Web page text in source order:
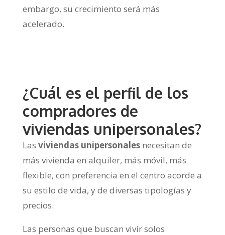
embargo, su crecimiento será más
acelerado.
¿Cuál es el perfil de los
compradores de
viviendas unipersonales?
Las viviendas unipersonalesnecesitan de
más vivienda en alquiler, más móvil, más
flexible, con preferencia en el centro acorde a
su estilo de vida, y de diversas tipologías y
precios.
Las personas que buscan vivir solos